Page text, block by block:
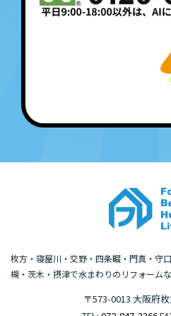
枚方・寝屋川・交野・四条畷・門真・守
槻・茨木・摂津で水まわりのリフォーム
〒573-0013 大阪府